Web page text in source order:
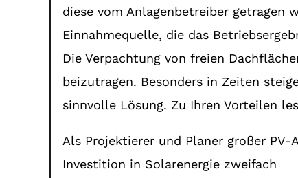
diese vom Anlagenbetreiber getragen
Einnahmequelle, die das
Die Verpachtung von freien
beizutragen. Besonders in Zeiten
sinnvolle Lösung. Zu Ihren Vorteilen
Als Projektierer und Planer großer
Investition in Solarenergie zweifach